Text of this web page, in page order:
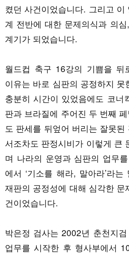
켰던 사건이었습니다. 그리고
계 전반에 대한 문제의식과 의
계기가 되었습니다.
월드컵 축구 16강의 기쁨을 뒤
이유는 바로 심판의 공정하지
충분히 시간이 있었음에도 코너
판과 브라질에 주어진 두 번째
도 판세를 뒤엎어 버리는 잘못
서조차도 판정시비가 이렇게 큰
며 나라의 운영과 심판의 업무
에서 ‘기소를 해라, 말아라’라
재판의 공정성에 대해 심각한
건이었습니다.
박은정 검사는 2002년 춘천지
업무를 시작한 후 형사부에서